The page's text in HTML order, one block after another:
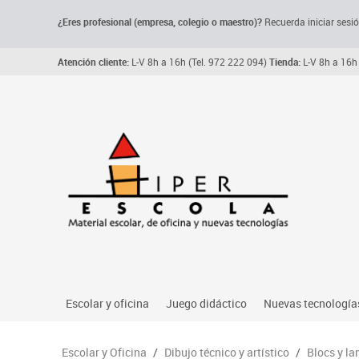
¿Eres profesional (empresa, colegio o maestro)? Recuerda iniciar
Atención cliente: L-V 8h a 16h (Tel. 972 222 094)Tienda: L-V 8h a
Escolar y oficina
Archivo, carpetas y clasificadores
Juego didáctico
Primeras edades
Nuevas
Audio
Escolar y Oficina / Dibujo técnico y artístico / Blocs y